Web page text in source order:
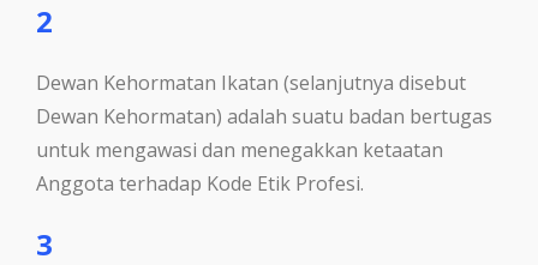
2
Dewan Kehormatan Ikatan (selanjutnya disebut
Dewan Kehormatan) adalah suatu badan bertugas
untuk mengawasi dan menegakkan ketaatan
Anggota terhadap Kode Etik Profesi.
3